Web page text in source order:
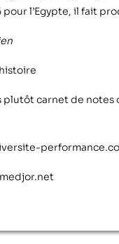
l’Egypte, il fait
carnet de notes